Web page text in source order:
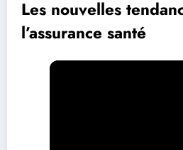
Les nouvelles
l’assurance santé